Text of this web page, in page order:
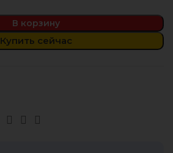
В корзину
Купить сейчас